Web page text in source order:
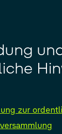
zur